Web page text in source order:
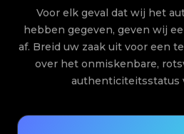
Voor elk geval dat wij het
hebben gegeven, geven wij
af. Breid uw zaak uit voor een
over het onmiskenbare,
authenticiteitsstatus